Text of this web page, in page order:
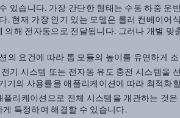
있습니다. 가장 간단한 형태는 수동 하중 운
. 현재 가장 인기 있는 모델은 롤러 컨베이어
의해 전자동으로 전달됩니다. 그러나 개별 맞
의 요건에 따라 톱 모듈의 높이를 유연하게
기 시스템 또는 전자동 유도 충전 시스템을
기의 사용률을 애플리케이션에 따라 최적화
리케이션으로 전체 시스템을 개관하는 것
특정하여 해결할 수 있습니다.